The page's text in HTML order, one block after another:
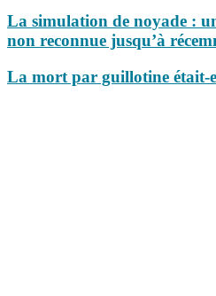
La simulation de noyade :
non reconnue jusqu’à
La mort par guillotine était-